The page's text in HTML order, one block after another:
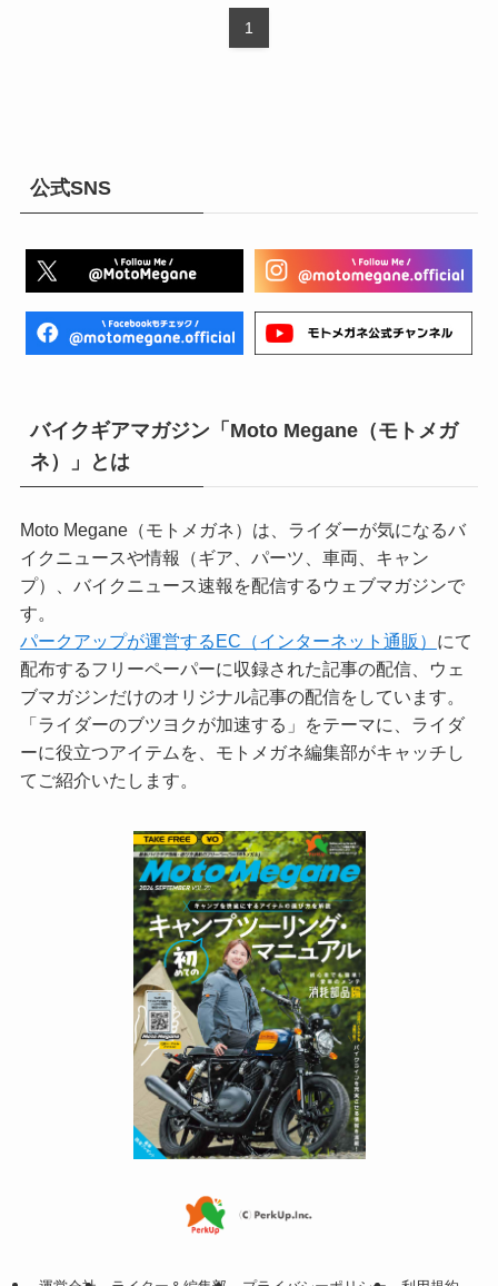
1
公式SNS
バイクギアマガジン「Moto Megane（モトメガ
ネ）」とは
Moto Megane（モトメガネ）は、ライダーが気になるバ
イクニュースや情報（ギア、パーツ、車両、キャン
プ）、バイクニュース速報を配信するウェブマガジンで
す。
パークアップが運営するEC（インターネット通販） にて
配布するフリーペーパーに収録された記事の配信、ウェ
ブマガジンだけのオリジナル記事の配信をしています。
「ライダーのブツヨクが加速する」をテーマに、ライダ
ーに役立つアイテムを、モトメガネ編集部がキャッチし
てご紹介いたします。